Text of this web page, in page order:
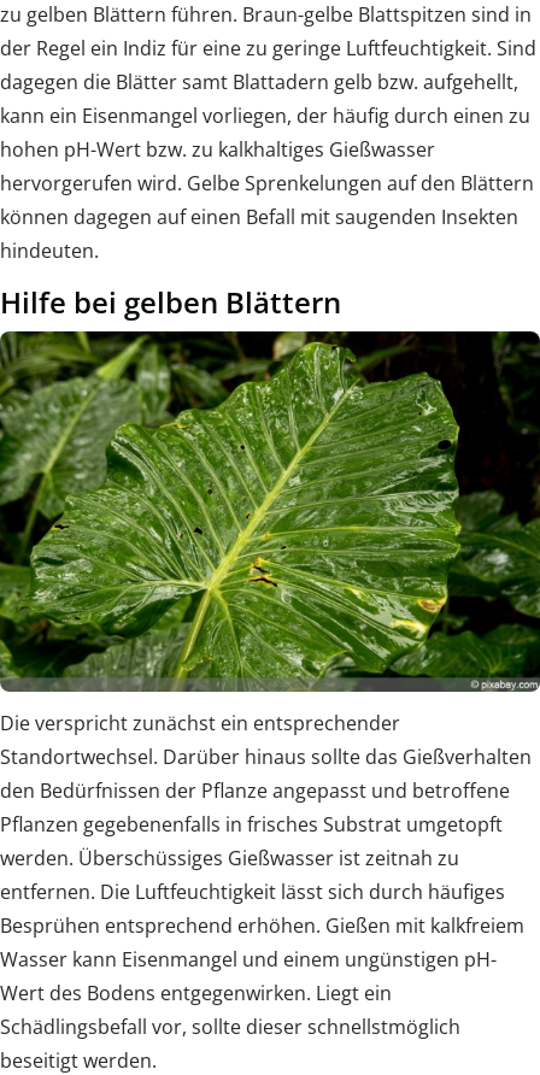
zu gelben Blättern führen. Braun-gelbe Blattspitzen sind in
der Regel ein Indiz für eine zu geringe Luftfeuchtigkeit. Sind
dagegen die Blätter samt Blattadern gelb bzw. aufgehellt,
kann ein Eisenmangel vorliegen, der häufig durch einen zu
hohen pH-Wert bzw. zu kalkhaltiges Gießwasser
hervorgerufen wird. Gelbe Sprenkelungen auf den Blättern
können dagegen auf einen Befall mit saugenden Insekten
hindeuten.
Hilfe bei gelben Blättern
Die verspricht zunächst ein entsprechender
Standortwechsel. Darüber hinaus sollte das Gießverhalten
den Bedürfnissen der Pflanze angepasst und betroffene
Pflanzen gegebenenfalls in frisches Substrat umgetopft
werden. Überschüssiges Gießwasser ist zeitnah zu
entfernen. Die Luftfeuchtigkeit lässt sich durch häufiges
Besprühen entsprechend erhöhen. Gießen mit kalkfreiem
Wasser kann Eisenmangel und einem ungünstigen pH-
Wert des Bodens entgegenwirken. Liegt ein
Schädlingsbefall vor, sollte dieser schnellstmöglich
beseitigt werden.